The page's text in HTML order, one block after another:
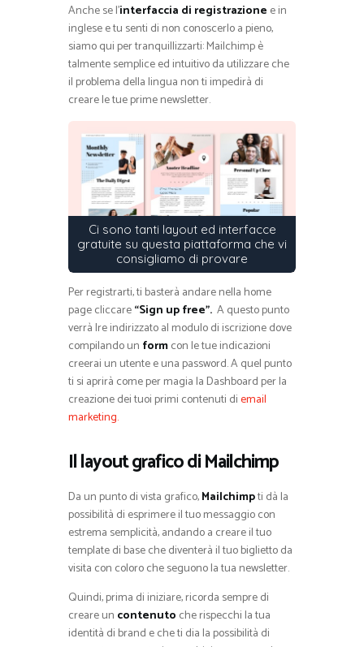
Anche se l’interfaccia di registrazione e in
inglese e tu senti di non conoscerlo a pieno,
siamo qui per tranquillizzarti: Mailchimp è
talmente semplice ed intuitivo da utilizzare che
il problema della lingua non ti impedirà di
creare le tue prime newsletter.
Ci sono tanti layout ed interfacce
gratuite su questa piattaforma che vi
consigliamo di provare
Per registrarti, ti basterà andare nella home
page cliccare“Sign up free”. A questo punto
verrà Ire indirizzato al modulo di iscrizione dove
compilando un formcon le tue indicazioni
creerai un utente e una password. A quel punto
ti si aprirà come per magia la Dashboard per la
creazione dei tuoi primi contenuti diemail
marketing.
Il layout grafico di Mailchimp
Da un punto di vista grafico,Mailchimpti dà la
possibilità di esprimere il tuo messaggio con
estrema semplicità, andando a creare il tuo
template di base che diventerà il tuo biglietto da
visita con coloro che seguono la tua newsletter.
Quindi, prima di iniziare, ricorda sempre di
creare un contenuto che rispecchi la tua
identità di brand e che ti dia la possibilità di